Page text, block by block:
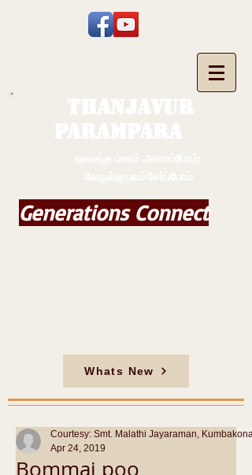
Generations Connect
Whats New
Bommai poo
Courtesy: Smt. Malathi Jayaraman,
Apr 24, 2019